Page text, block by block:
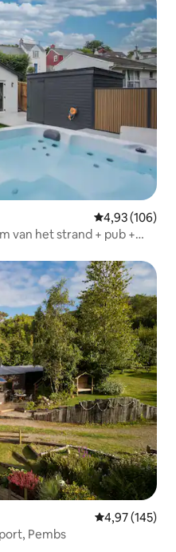
Gemiddelde
4,93 (106)
van het strand + pub +
Gemiddelde
4,97 (145)
Pembs